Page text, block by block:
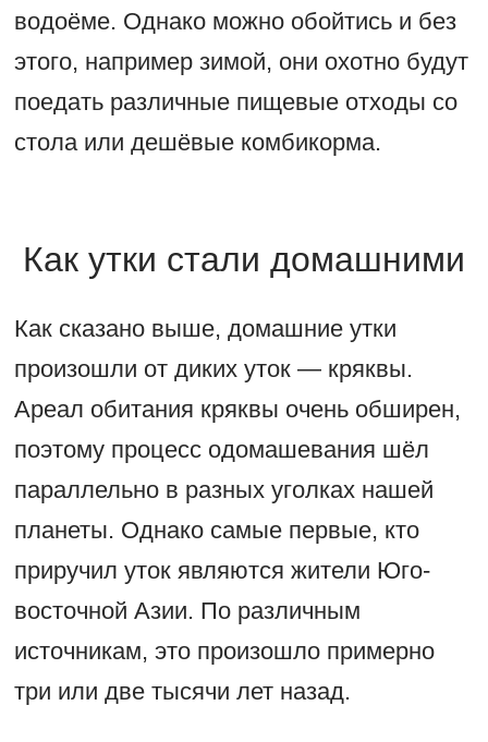
водоёме. Однако можно обойтись и без
этого, например зимой, они охотно будут
поедать различные пищевые отходы со
стола или дешёвые комбикорма.
Как утки стали домашними
Как сказано выше, домашние утки
произошли от диких уток — кряквы.
Ареал обитания кряквы очень обширен,
поэтому процесс одомашевания шёл
параллельно в разных уголках нашей
планеты. Однако самые первые, кто
приручил уток являются жители Юго-
восточной Азии. По различным
источникам, это произошло примерно
три или две тысячи лет назад.